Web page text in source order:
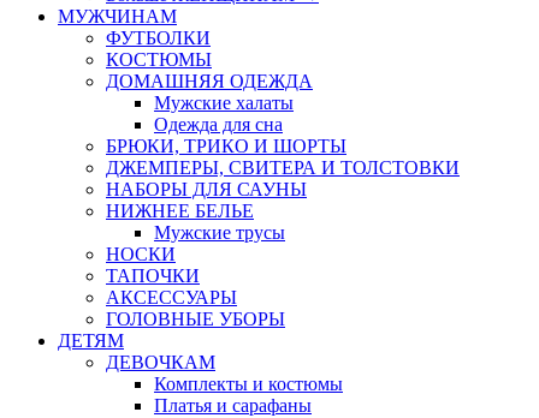
МУЖЧИНАМ
ФУТБОЛКИ
КОСТЮМЫ
ДОМАШНЯЯ ОДЕЖДА
Мужские халаты
Одежда для сна
БРЮКИ, ТРИКО И ШОРТЫ
ДЖЕМПЕРЫ, СВИТЕРА И ТОЛСТОВКИ
НАБОРЫ ДЛЯ САУНЫ
НИЖНЕЕ БЕЛЬЕ
Мужские трусы
НОСКИ
ТАПОЧКИ
АКСЕССУАРЫ
ГОЛОВНЫЕ УБОРЫ
ДЕТЯМ
ДЕВОЧКАМ
Комплекты и костюмы
Платья и сарафаны